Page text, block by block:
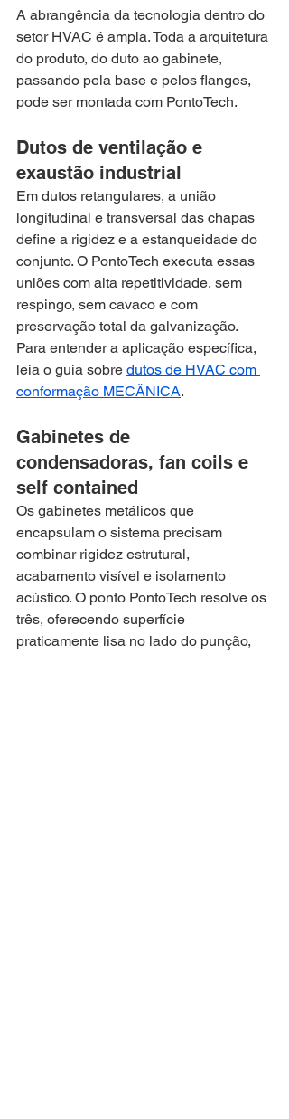
A abrangência da tecnologia dentro do
setor HVAC é ampla. Toda a arquitetura
do produto, do duto ao gabinete,
passando pela base e pelos flanges,
pode ser montada com PontoTech.
Dutos de ventilação e
exaustão industrial
Em dutos retangulares, a união
longitudinal e transversal das chapas
define a rigidez e a estanqueidade do
conjunto. O PontoTech executa essas
uniões com alta repetitividade, sem
respingo, sem cavaco e com
preservação total da galvanização.
Para entender a aplicação específica,
leia o guia sobre dutos de HVAC com
conformação MECÂNICA.
Gabinetes de
condensadoras, fan coils e
self contained
Os gabinetes metálicos que
encapsulam o sistema precisam
combinar rigidez estrutural,
acabamento visível e isolamento
acústico. O ponto PontoTech resolve os
três, oferecendo superfície
praticamente lisa no lado do punção,